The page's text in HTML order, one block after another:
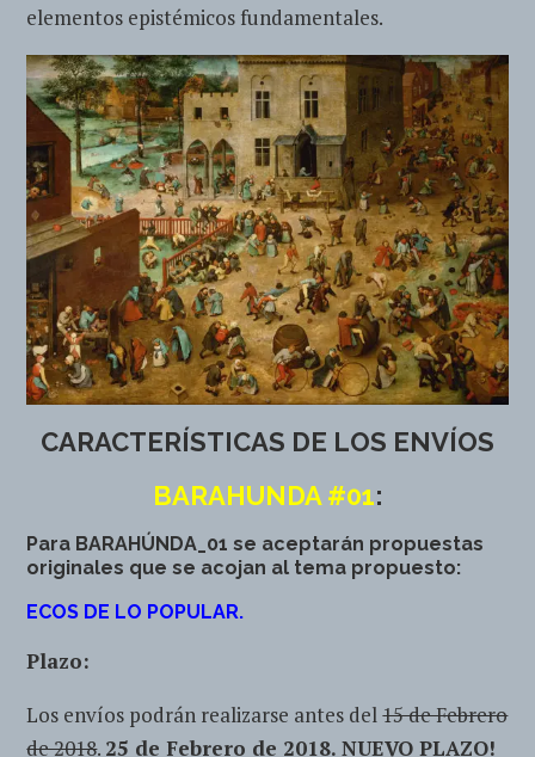
elementos epistémicos fundamentales.
CARACTERÍSTICAS DE LOS ENVÍOS
BARAHUNDA #01:
Para BARAHÚNDA_01 se aceptarán propuestas
originales que se acojan al tema propuesto:
ECOS DE LO POPULAR.
Plazo:
Los envíos podrán realizarse antes del15 de Febrero
de 2018. 25 de Febrero de 2018. NUEVO PLAZO!